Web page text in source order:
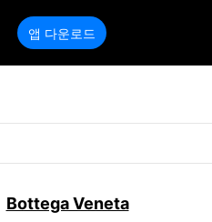
앱 다운로드
Bottega Veneta